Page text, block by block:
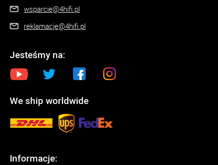
wsparcie@4hifi.pl
reklamacje@4hifi.pl
Jesteśmy na:
We ship worldwide
Informacje: